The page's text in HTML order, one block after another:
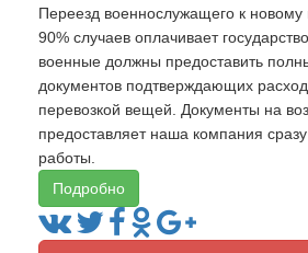
Переезд военнослужащего к новому
90% случаев оплачивает
военные должны предоставить
документов подтверждающих
перевозкой вещей. Документы на
предоставляет наша компания
работы.
Подробно